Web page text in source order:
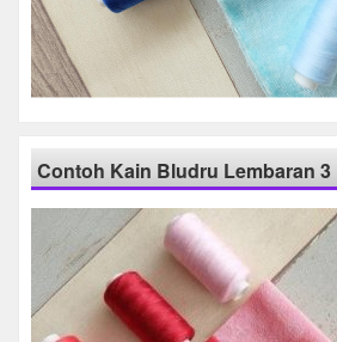
Contoh Kain Bludru Lembaran 3